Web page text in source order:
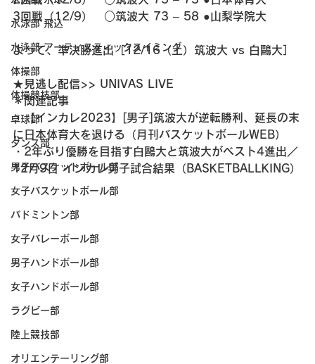
水泳部 飛込
水泳部 アーティスティックスイミング
体操部
体操競技部
卓球部
ダンス部
男子バスケットボール部
女子バスケットボール部
バドミントン部
女子バレーボール部
男子ハンドボール部
女子ハンドボール部
ラグビー部
陸上競技部
オリエンテーリング部
3回戦（12/9）　○筑波大 73 – 58 ●山梨学院大
よって、準決勝進出［12/16（土）筑波大 vs 白鷗大］
★見逃し配信>> UNIVAS LIVE
＊関連記事
・【インカレ2023】[男子]筑波大が逆転勝利、延長の末
に日本体育大を退ける（月刊バスケットボールWEB）
・2年ぶり優勝を目指す白鷗大と筑波大がベスト4進出／
12月9日 インカレ男子試合結果（BASKETBALLKING）